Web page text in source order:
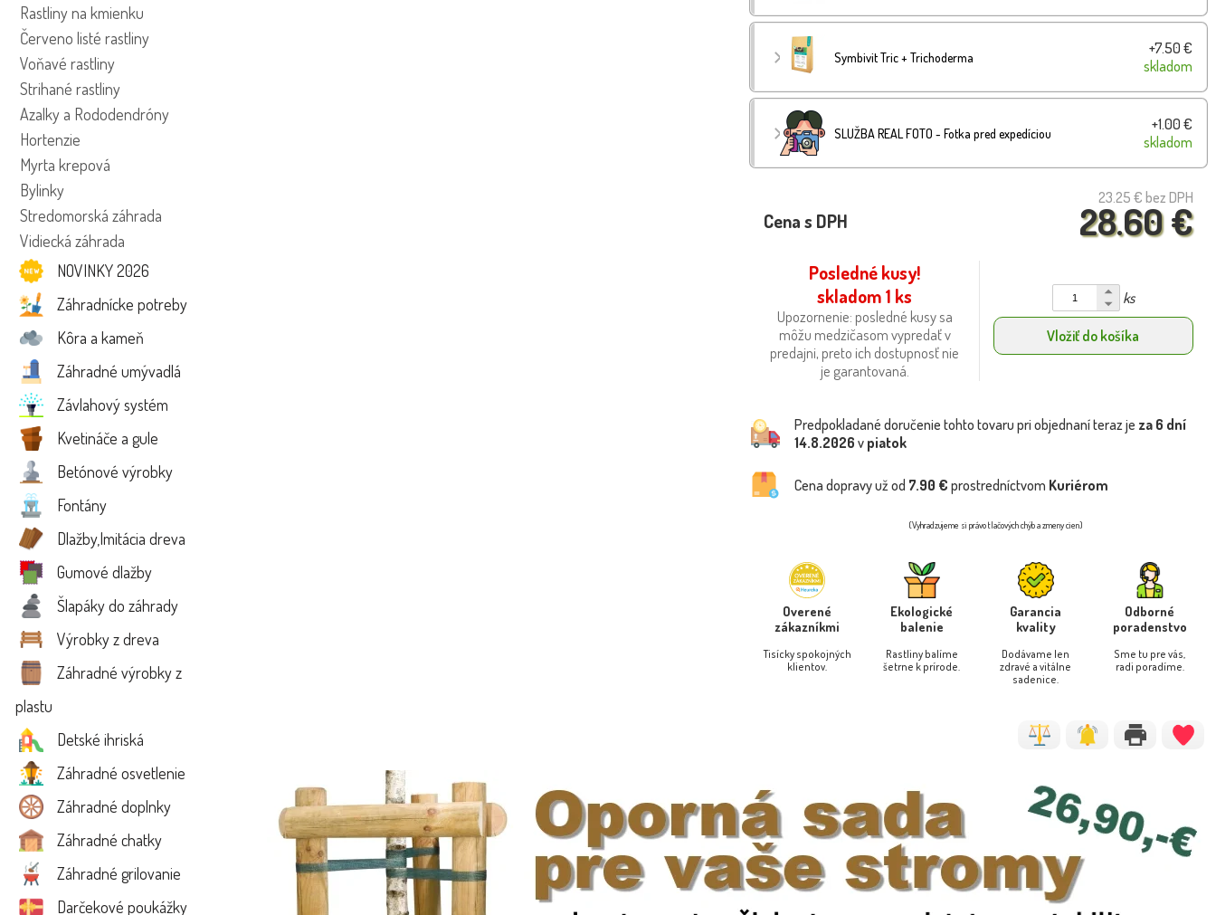
Rastliny na kmienku
Červeno listé rastliny
Voňavé rastliny
Strihané rastliny
Azalky a Rododendróny
Hortenzie
Myrta krepová
Bylinky
Stredomorská záhrada
Vidiecká záhrada
NOVINKY 2026
Záhradnícke potreby
Kôra a kameň
Záhradné umývadlá
Závlahový systém
Kvetináče a gule
Betónové výrobky
Fontány
Dlažby,Imitácia dreva
Gumové dlažby
Šlapáky do záhrady
Výrobky z dreva
Záhradné výrobky z
plastu
Detské ihriská
Záhradné osvetlenie
Záhradné doplnky
Záhradné chatky
Záhradné grilovanie
Darčekové poukážky
Symbivit Tric + Trichoderma
+7.50 €
skladom
SLUŽBA REAL FOTO - Fotka pred expedíciou
+1.00 €
skladom
23.25 € bez DPH
28.60 €
Cena s DPH
Posledné kusy!
skladom 1 ks
Upozornenie: posledné kusy sa
môžu medzičasom vypredať v
predajni, preto ich dostupnosť nie
je garantovaná.
ks
Vložiť do košíka
Predpokladané doručenie tohto tovaru pri objednaní teraz je za 6 dní
14.8.2026 v piatok
Cena dopravy už od 7.90 € prostredníctvom Kuriérom
(Vyhradzujeme si právo tlačových chýb a zmeny cien)
Overené
zákazníkmi
Tisícky spokojných
klientov.
Ekologické
balenie
Rastliny balíme
šetrne k prírode.
Garancia
kvality
Dodávame len
zdravé a vitálne
sadenice.
Odborné
poradenstvo
Sme tu pre vás,
radi poradíme.